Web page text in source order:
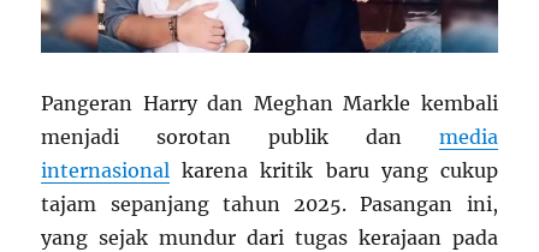
Pangeran Harry dan Meghan Markle kembali
menjadi sorotan publik dan media
internasional karena kritik baru yang cukup
tajam sepanjang tahun 2025. Pasangan ini,
yang sejak mundur dari tugas kerajaan pada